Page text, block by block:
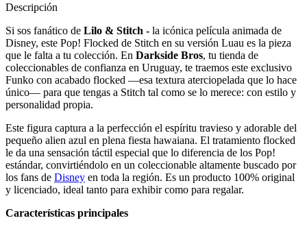
Descripción
Si sos fanático de Lilo & Stitch - la icónica película animada de
Disney, este Pop! Flocked de Stitch en su versión Luau es la pieza
que le falta a tu colección. En Darkside Bros, tu tienda de
coleccionables de confianza en Uruguay, te traemos este exclusivo
Funko con acabado flocked —esa textura aterciopelada que lo hace
único— para que tengas a Stitch tal como se lo merece: con estilo y
personalidad propia.
Este figura captura a la perfección el espíritu travieso y adorable del
pequeño alien azul en plena fiesta hawaiana. El tratamiento flocked
le da una sensación táctil especial que lo diferencia de los Pop!
estándar, convirtiéndolo en un coleccionable altamente buscado por
los fans de Disney en toda la región. Es un producto 100% original
y licenciado, ideal tanto para exhibir como para regalar.
Características principales